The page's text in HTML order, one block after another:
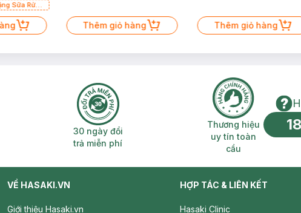
Sữa Rửa
có hạn)
Thêm giỏ hàng Thêm giỏ hàng
miễn phí 2H 30 ngày đổi trả miễn phí
30 ngày đổi
trả miễn phí
Thương hiệu
Thương hiệu
uy tín toàn
cầu
VỀ HASAKI.VN
Giới thiệu Hasaki.vn
HỢP TÁC & LIÊN KẾT
Hasaki Clinic